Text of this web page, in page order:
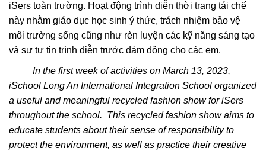
iSers toàn trường. Hoạt động trình diễn thời trang tái chế
này nhằm giáo dục học sinh ý thức, trách nhiệm bảo vệ
môi trường sống cũng như rèn luyện các kỹ năng sáng tạo
và sự tự tin trình diễn trước đám đông cho các em.
In the first week of activities on March 13, 2023,
iSchool Long An International Integration School organized
a useful and meaningful recycled fashion show for iSers
throughout the school. This recycled fashion show aims to
educate students about their sense of responsibility to
protect the environment, as well as practice their creative